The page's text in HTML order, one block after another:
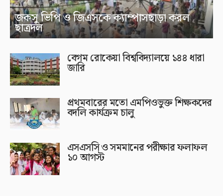
জকসু ভিপি ও জিএসকে ক্যাম্পাসছাড়া করল
ছাত্রদল
বেগম রোকেয়া বিশ্ববিদ্যালয়ে ১৪৪ ধারা
জারি
প্রথমবারের মতো এমপিওভুক্ত শিক্ষকদের
বদলি কার্যক্রম চালু
এসএসসি ও সমমানের পরীক্ষার ফলাফল
১০ আগস্ট